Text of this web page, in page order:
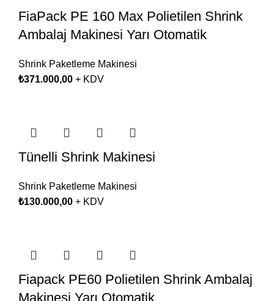
FiaPack PE 160 Max Polietilen Shrink
Ambalaj Makinesi Yarı Otomatik
Shrink Paketleme Makinesi
₺371.000,00 + KDV
Tünelli Shrink Makinesi
Shrink Paketleme Makinesi
₺130.000,00 + KDV
Fiapack PE60 Polietilen Shrink Ambalaj
Makinesi Yarı Otomatik